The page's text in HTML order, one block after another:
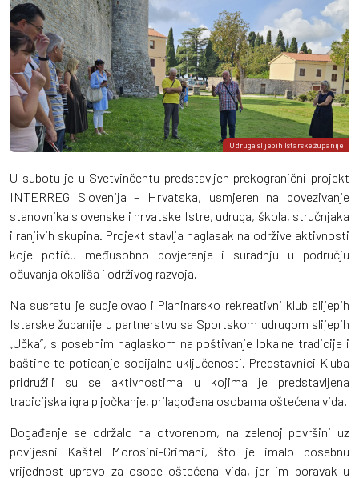
Udruga slijepih Istarske županije
U subotu je u Svetvinčentu predstavljen prekogranični projekt
INTERREG Slovenija – Hrvatska, usmjeren na povezivanje
stanovnika slovenske i hrvatske Istre, udruga, škola, stručnjaka
i ranjivih skupina. Projekt stavlja naglasak na održive aktivnosti
koje potiču međusobno povjerenje i suradnju u području
očuvanja okoliša i održivog razvoja.
Na susretu je sudjelovao i Planinarsko rekreativni klub slijepih
Istarske županije u partnerstvu sa Sportskom udrugom slijepih
„Učka”, s posebnim naglaskom na poštivanje lokalne tradicije i
baštine te poticanje socijalne uključenosti. Predstavnici Kluba
pridružili su se aktivnostima u kojima je predstavljena
tradicijska igra pljočkanje, prilagođena osobama oštećena vida.
Događanje se održalo na otvorenom, na zelenoj površini uz
povijesni Kaštel Morosini-Grimani, što je imalo posebnu
vrijednost upravo za osobe oštećena vida, jer im boravak u